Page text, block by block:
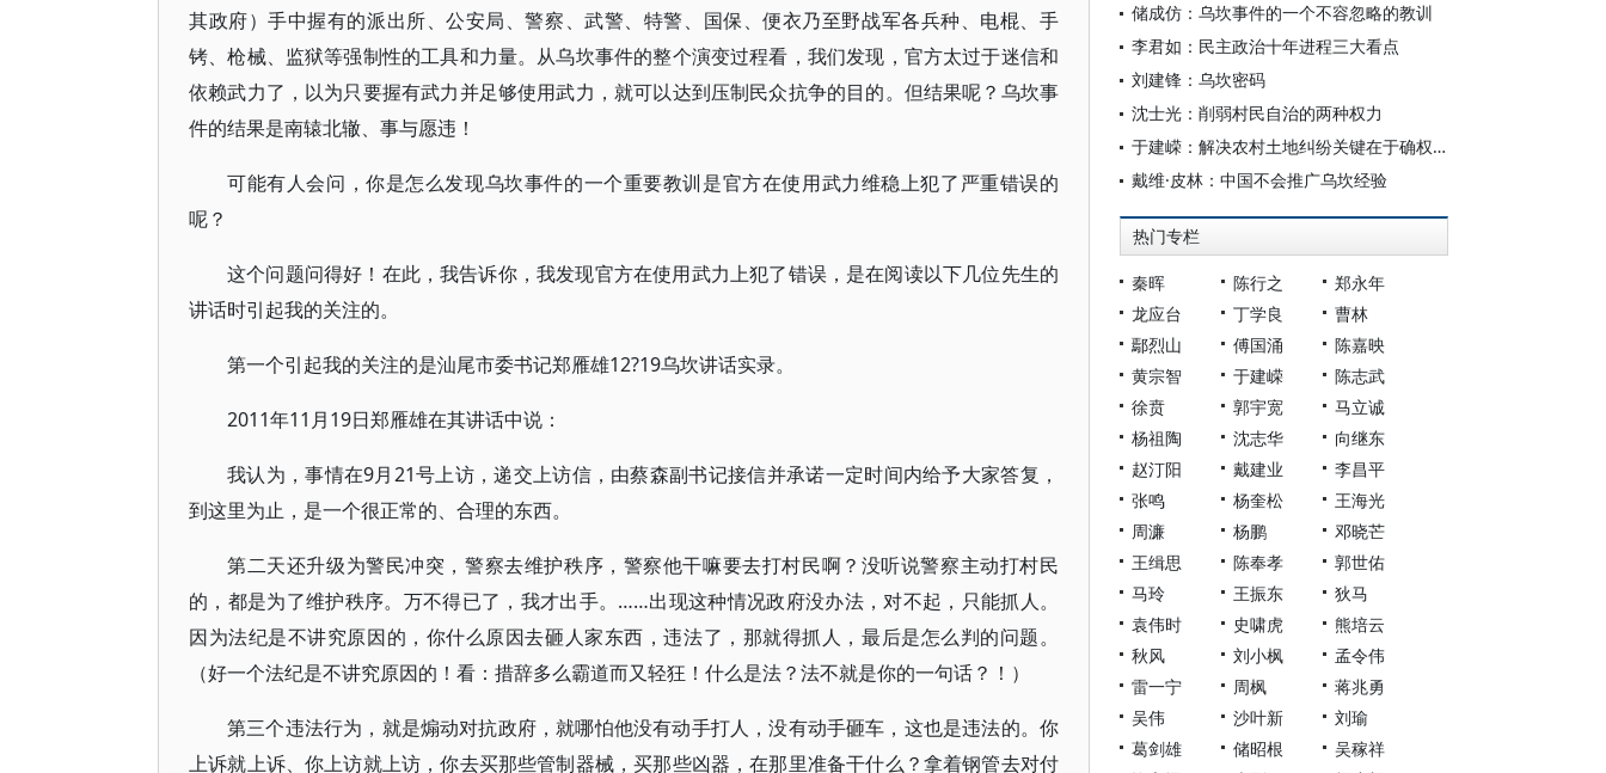
其政府）手中握有的派出所、公安局、警察、武警、特警、国保、便衣乃至野战军各兵种、电棍、手
铐、枪械、监狱等强制性的工具和力量。从乌坎事件的整个演变过程看，我们发现，官方太过于迷信和
依赖武力了，以为只要握有武力并足够使用武力，就可以达到压制民众抗争的目的。但结果呢？乌坎事
件的结果是南辕北辙、事与愿违！
可能有人会问，你是怎么发现乌坎事件的一个重要教训是官方在使用武力维稳上犯了严重错误的
呢？
这个问题问得好！在此，我告诉你，我发现官方在使用武力上犯了错误，是在阅读以下几位先生的
讲话时引起我的关注的。
第一个引起我的关注的是汕尾市委书记郑雁雄12?19乌坎讲话实录。
2011年11月19日郑雁雄在其讲话中说：
我认为，事情在9月21号上访，递交上访信，由蔡森副书记接信并承诺一定时间内给予大家答复，
到这里为止，是一个很正常的、合理的东西。
第二天还升级为警民冲突，警察去维护秩序，警察他干嘛要去打村民啊？没听说警察主动打村民
的，都是为了维护秩序。万不得已了，我才出手。……出现这种情况政府没办法，对不起，只能抓人。
因为法纪是不讲究原因的，你什么原因去砸人家东西，违法了，那就得抓人，最后是怎么判的问题。
（好一个法纪是不讲究原因的！看：措辞多么霸道而又轻狂！什么是法？法不就是你的一句话？！）
第三个违法行为，就是煽动对抗政府，就哪怕他没有动手打人，没有动手砸车，这也是违法的。你
上诉就上诉、你上访就上访，你去买那些管制器械，买那些凶器，在那里准备干什么？拿着钢管去对付
储成仿：乌坎事件的一个不容忽略的教训
李君如：民主政治十年进程三大看点
刘建锋：乌坎密码
沈士光：削弱村民自治的两种权力
于建嵘：解决农村土地纠纷关键在于确权到民
戴维·皮林：中国不会推广乌坎经验
热门专栏
秦晖 陈行之
郑永年
龙应台
丁学良
曹林
鄢烈山
傅国涌
陈嘉映
黄宗智
于建嵘
陈志武
徐贲
郭宇宽
马立诚
杨祖陶
沈志华
向继东
赵汀阳
戴建业
李昌平
张鸣
杨奎松
王海光
周濂
杨鹏
邓晓芒
王缉思
陈奉孝
郭世佑
马玲
王振东
狄马
袁伟时
史啸虎
熊培云
秋风
刘小枫
孟令伟
雷一宁
周枫
蒋兆勇
吴伟
沙叶新
刘瑜
葛剑雄
储昭根
吴稼祥